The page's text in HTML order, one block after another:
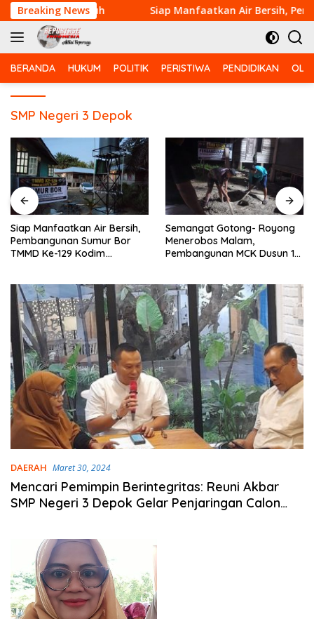
Langsung
ke
konten
Breaking News
Sungai Buluh Siap Manfaatkan Air Bersih,
BERANDA HUKUM POLITIK PERISTIWA PENDIDIKAN
SMP Negeri 3 Depok
Siap Manfaatkan Air Bersih,
Pembangunan Sumur Bor
TMMD Ke-129 Kodim
Semangat Gotong- Royong
Menerobos Malam,
Pembangunan MCK Dusun 1
DAERAH Maret 30, 2024
Mencari Pemimpin Berintegritas: Reuni Akbar
SMP Negeri 3 Depok Gelar Penjaringan Calon